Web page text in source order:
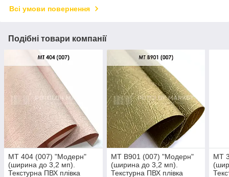
Всі умови повернення
Подібні товари компанії
MT 404 (007) "Модерн"
(ширина до 3,2 мп).
Текстурна ПВХ плівка
MT B901 (007) "Модерн"
(ширина до 3,2 мп).
Текстурна ПВХ плівка
MT